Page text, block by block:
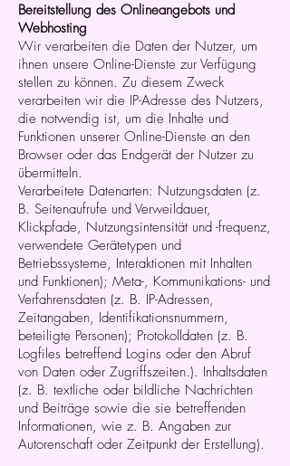
Bereitstellung des Onlineangebots und
Webhosting
Wir verarbeiten die Daten der Nutzer, um
ihnen unsere Online-Dienste zur Verfügung
stellen zu können. Zu diesem Zweck
verarbeiten wir die IP-Adresse des Nutzers,
die notwendig ist, um die Inhalte und
Funktionen unserer Online-Dienste an den
Browser oder das Endgerät der Nutzer zu
übermitteln.
Verarbeitete Datenarten: Nutzungsdaten (z.
B. Seitenaufrufe und Verweildauer,
Klickpfade, Nutzungsintensität und -frequenz,
verwendete Gerätetypen und
Betriebssysteme, Interaktionen mit Inhalten
und Funktionen); Meta-, Kommunikations- und
Verfahrensdaten (z. B. IP-Adressen,
Zeitangaben, Identifikationsnummern,
beteiligte Personen); Protokolldaten (z. B.
Logfiles betreffend Logins oder den Abruf
von Daten oder Zugriffszeiten.). Inhaltsdaten
(z. B. textliche oder bildliche Nachrichten
und Beiträge sowie die sie betreffenden
Informationen, wie z. B. Angaben zur
Autorenschaft oder Zeitpunkt der Erstellung).